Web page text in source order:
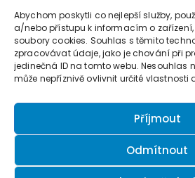
Abychom poskytli co nejlepší služby,
a/nebo přístupu k informacím o
soubory cookies. Souhlas s těmito
zpracovávat údaje, jako je chování při
jedinečná ID na tomto webu. Nesouhlas
může nepříznivě ovlivnit určité vlastnosti
Příjmout
Odmítnout
Kontaktujte nás
office@forum-media.cz
Tel.: +420 251 115 576